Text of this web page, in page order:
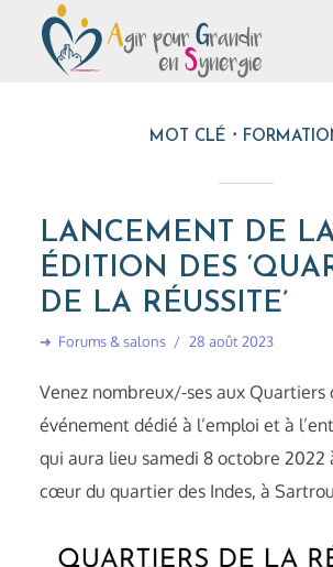
MOT CLÉ
LANCEMENT DE
ÉDITION DES
DE LA RÉUSSITE’
➜ Forums & salons 28 août 2023
Venez nombreux/-ses aux Quartiers
événement dédié à l’emploi et à
qui aura lieu samedi 8 octobre 2022
cœur du quartier des Indes, à